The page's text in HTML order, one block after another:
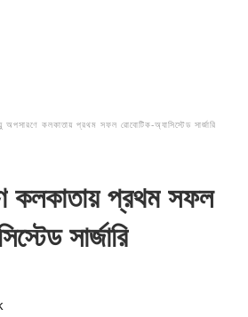
অপসারণে কলকাতায় প্রথম সফল রোবোটিক-অ্যাসিস্টেড সার্জারি
কলকাতায় প্রথম সফল
সার্জারি